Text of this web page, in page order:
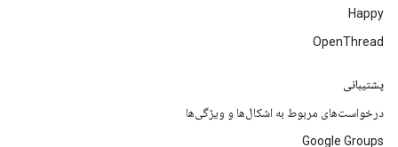
Happy
OpenThread
پشتیبانی
درخواست‌های مربوط به اشکال‌ها و ویژگی‌ها
Google Groups